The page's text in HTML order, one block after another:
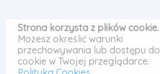
Strona korzysta z plików cookie.
Możesz określić warunki
przechowywania lub dostępu do
cookie w Twojej przeglądarce.